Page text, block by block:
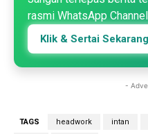
rasmi WhatsApp
Klik & Sertai Sekarang
-
TAGS headwork intan